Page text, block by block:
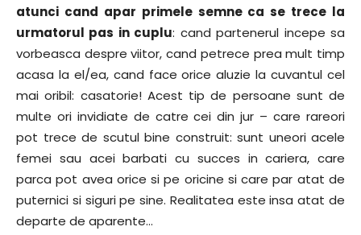
atunci cand apar primele semne ca se trece la
urmatorul pas in cuplu: cand partenerul incepe sa
vorbeasca despre viitor, cand petrece prea mult timp
acasa la el/ea, cand face orice aluzie la cuvantul cel
mai oribil: casatorie! Acest tip de persoane sunt de
multe ori invidiate de catre cei din jur – care rareori
pot trece de scutul bine construit: sunt uneori acele
femei sau acei barbati cu succes in cariera, care
parca pot avea orice si pe oricine si care par atat de
puternici si siguri pe sine. Realitatea este insa atat de
departe de aparente…